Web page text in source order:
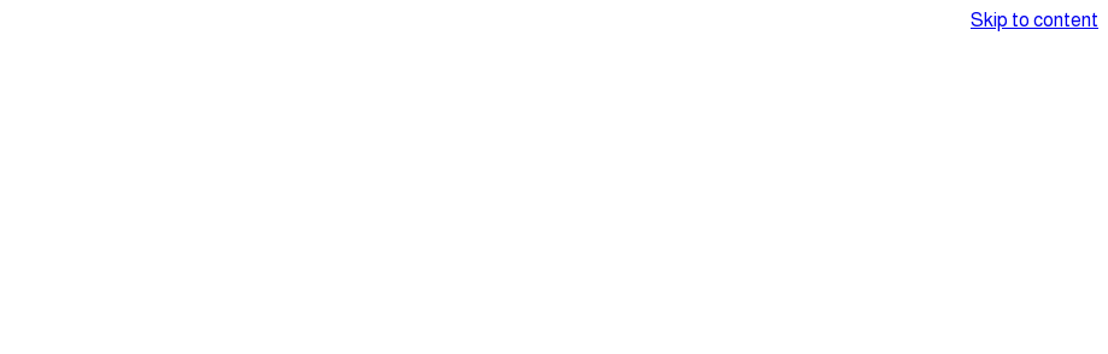
Skip to content